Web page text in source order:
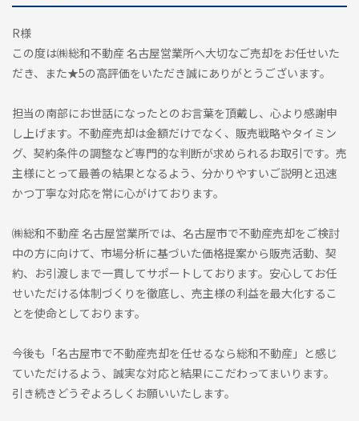
R様
この度は㈱総和不動産 名古屋営業所へ大切なご売却をお任せいた
だき、また★5の高評価をいただき誠にありがとうございます。
担当の南部にお世話になったとのお言葉を頂戴し、心より感謝申
し上げます。不動産売却は金額だけでなく、販売戦略やタイミン
グ、契約条件の調整など専門的な判断が求められるお取引です。売
主様にとって最善の結果となるよう、分かりやすいご説明と迅速
かつ丁寧な対応を常に心がけております。
㈱総和不動産 名古屋営業所では、名古屋市で不動産売却をご検討
中の方に向けて、市場分析に基づいた価格提案から販売活動、契
約、お引渡しまで一貫してサポートしております。安心してお任
せいただける体制づくりを徹底し、売主様の利益を最大化するこ
とを使命としております。
今後も「名古屋市で不動産売却を任せるなら総和不動産」と感じ
ていただけるよう、誠実な対応と結果にこだわってまいります。
引き続きどうぞよろしくお願いいたします。